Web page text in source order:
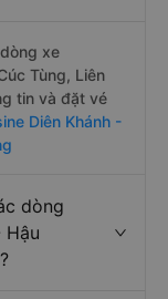
xe
Tùng, Liên
tin và đặt vé
Diên Khánh -
dòng
Hậu